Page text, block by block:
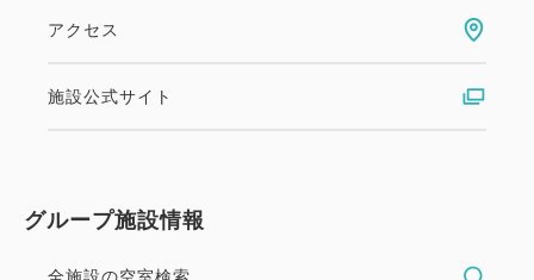
アクセス
施設公式サイト
グループ施設情報
全施設の空室検索